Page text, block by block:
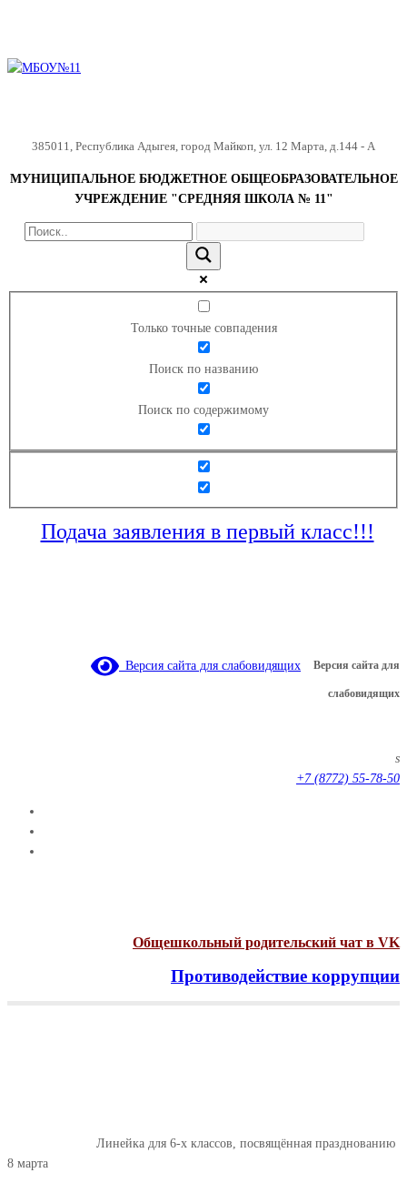
385011, Республика Адыгея, город Майкоп, ул. 12 Марта, д.144 - А
МУНИЦИПАЛЬНОЕ БЮДЖЕТНОЕ ОБЩЕОБРАЗОВАТЕЛЬНОЕ
УЧРЕЖДЕНИЕ "СРЕДНЯЯ ШКОЛА № 11"
Только точные совпадения
Поиск по названию
Поиск по содержимому
Подача заявления в первый класс!!!
Версия сайта для слабовидящих Версия сайта для
слабовидящих
s
+7 (8772) 55-78-50
Общешкольный родительский чат в VK
Противодействие коррупции
Линейка для 6-х классов, посвящённая празднованию
8 марта